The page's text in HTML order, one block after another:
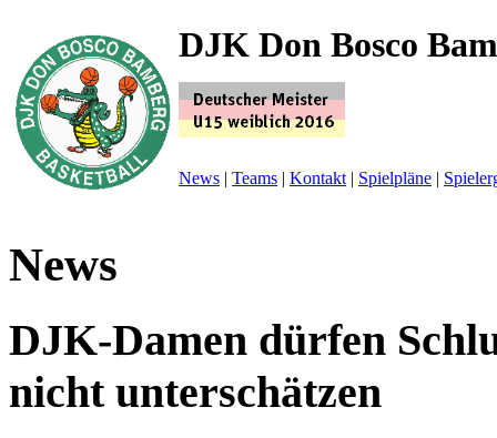
DJK Don Bosco
News | Teams | Kontakt | Spielpläne |
News
DJK-Damen dürfen
nicht unterschätzen